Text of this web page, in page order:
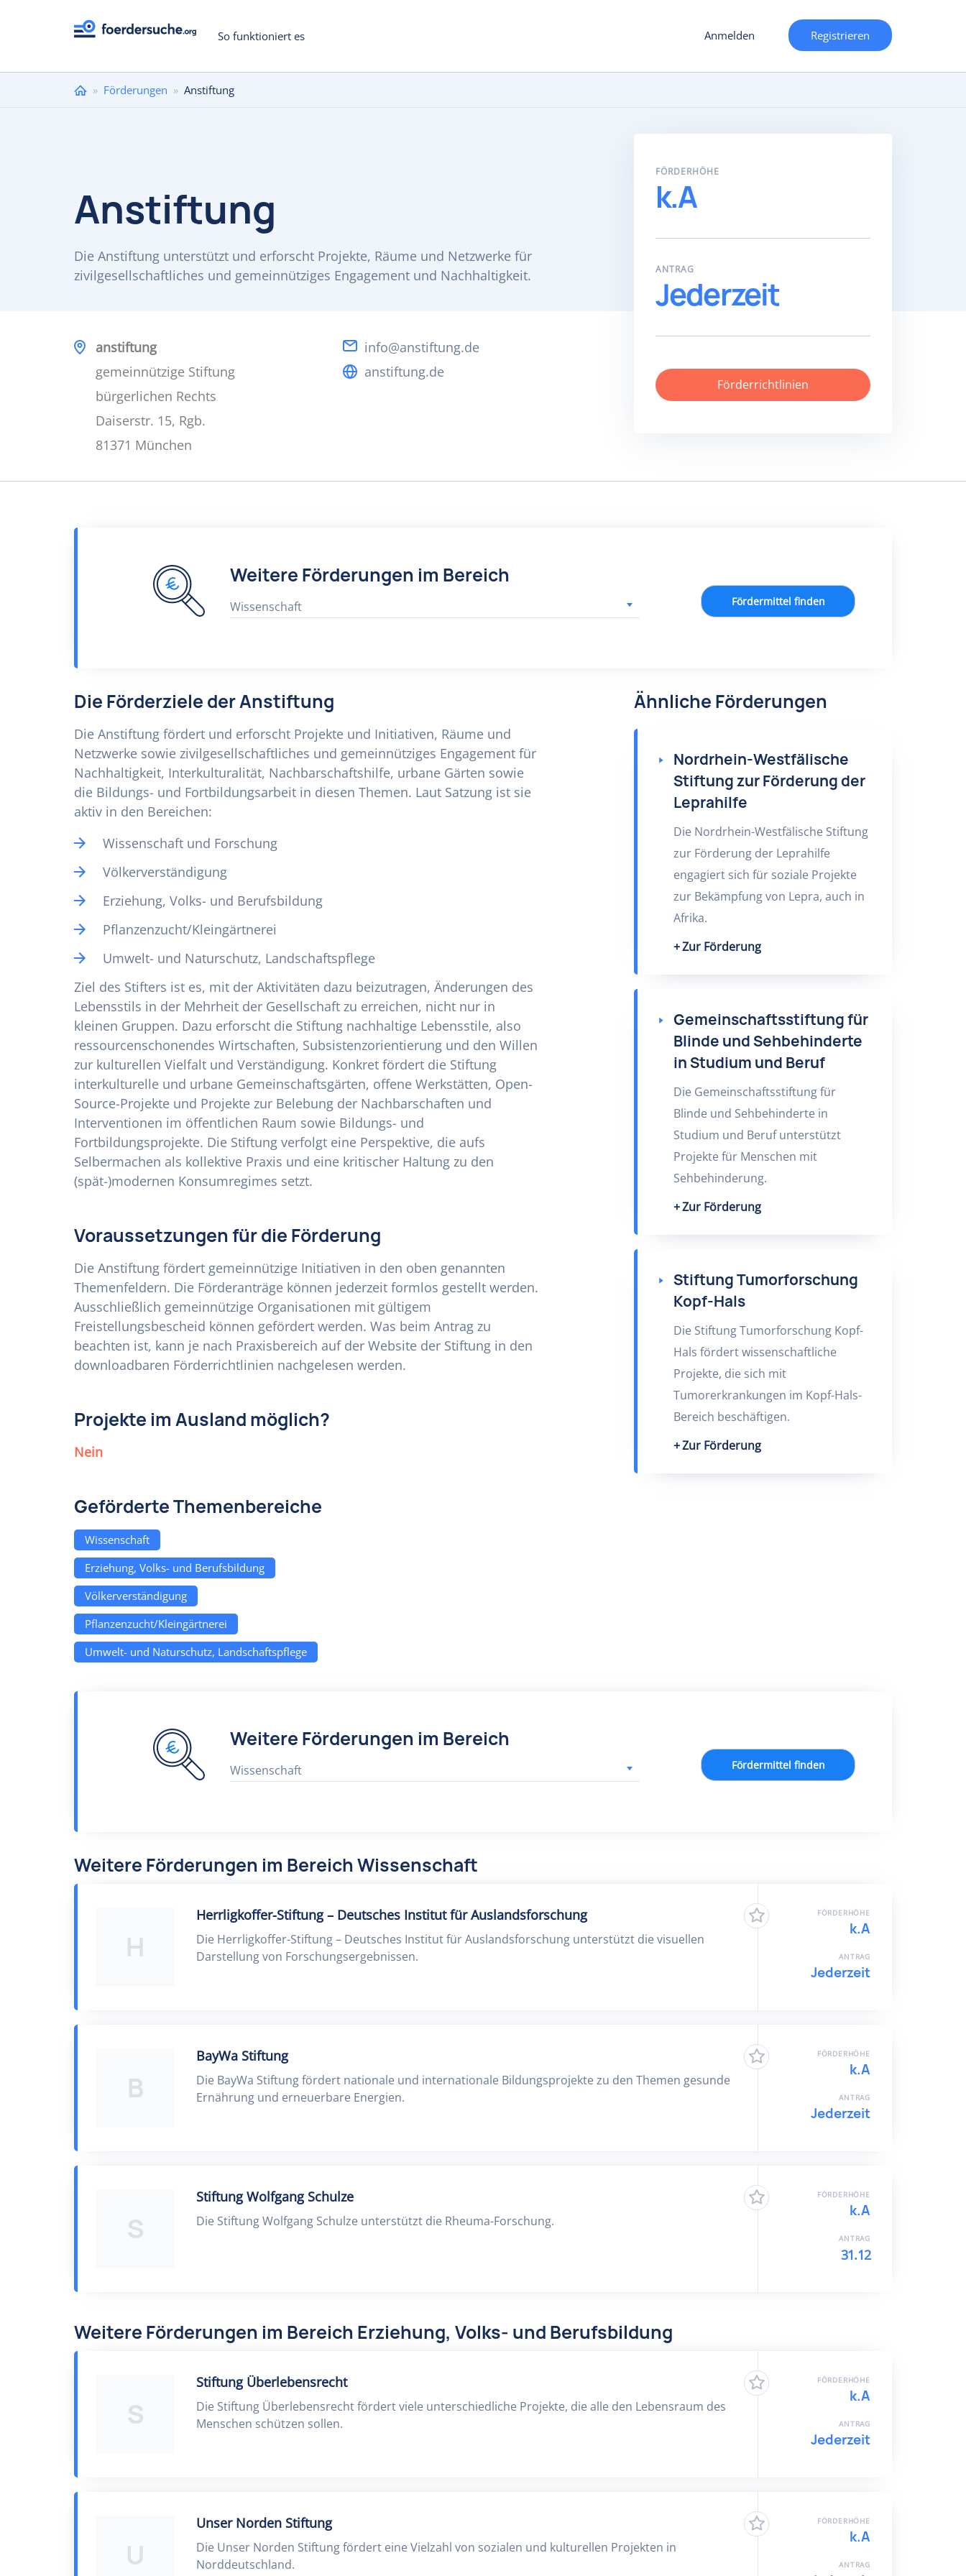
So funktioniert es Anmelden Registrieren
Sie
» Förderungen » Anstiftung
Anstiftung
Die Anstiftung unterstützt und erforscht Projekte, Räume und Netzwerke für
zivilgesellschaftliches und gemeinnütziges Engagement und Nachhaltigkeit.
anstiftung
gemeinnützige Stiftung
bürgerlichen Rechts
Daiserstr. 15, Rgb.
81371 München
info@anstiftung.de
anstiftung.de
FÖRDERHÖHE
k.A
ANTRAG
Jederzeit
Förderrichtlinien
Weitere Förderungen im Bereich
Wissenschaft Fördermittel finden
Die Förderziele der Anstiftung
Die Anstiftung fördert und erforscht Projekte und Initiativen, Räume und
Netzwerke sowie zivilgesellschaftliches und gemeinnütziges Engagement für
Nachhaltigkeit, Interkulturalität, Nachbarschaftshilfe, urbane Gärten sowie
die Bildungs- und Fortbildungsarbeit in diesen Themen. Laut Satzung ist sie
aktiv in den Bereichen:
Wissenschaft und Forschung
Völkerverständigung
Erziehung, Volks- und Berufsbildung
Pflanzenzucht/Kleingärtnerei
Umwelt- und Naturschutz, Landschaftspflege
Ziel des Stifters ist es, mit der Aktivitäten dazu beizutragen, Änderungen des
Lebensstils in der Mehrheit der Gesellschaft zu erreichen, nicht nur in
kleinen Gruppen. Dazu erforscht die Stiftung nachhaltige Lebensstile, also
ressourcenschonendes Wirtschaften, Subsistenzorientierung und den Willen
zur kulturellen Vielfalt und Verständigung. Konkret fördert die Stiftung
interkulturelle und urbane Gemeinschaftsgärten, offene Werkstätten, Open-
Source-Projekte und Projekte zur Belebung der Nachbarschaften und
Interventionen im öffentlichen Raum sowie Bildungs- und
Fortbildungsprojekte. Die Stiftung verfolgt eine Perspektive, die aufs
Selbermachen als kollektive Praxis und eine kritischer Haltung zu den
(spät-)modernen Konsumregimes setzt.
Voraussetzungen für die Förderung
Die Anstiftung fördert gemeinnützige Initiativen in den oben genannten
Themenfeldern. Die Förderanträge können jederzeit formlos gestellt werden.
Ausschließlich gemeinnützige Organisationen mit gültigem
Freistellungsbescheid können gefördert werden. Was beim Antrag zu
beachten ist, kann je nach Praxisbereich auf der Website der Stiftung in den
downloadbaren Förderrichtlinien nachgelesen werden.
Projekte im Ausland möglich?
Nein
Geförderte Themenbereiche
Wissenschaft
Erziehung, Volks- und Berufsbildung
Völkerverständigung
Pflanzenzucht/Kleingärtnerei
Umwelt- und Naturschutz, Landschaftspflege
Ähnliche Förderungen
Nordrhein-Westfälische
Stiftung zur Förderung der
Leprahilfe
Die Nordrhein-Westfälische Stiftung
zur Förderung der Leprahilfe
engagiert sich für soziale Projekte
zur Bekämpfung von Lepra, auch in
Afrika.
Zur Förderung
Gemeinschaftsstiftung für
Blinde und Sehbehinderte
in Studium und Beruf
Die Gemeinschaftsstiftung für
Blinde und Sehbehinderte in
Studium und Beruf unterstützt
Projekte für Menschen mit
Sehbehinderung.
Zur Förderung
Stiftung Tumorforschung
Kopf-Hals
Die Stiftung Tumorforschung Kopf-
Hals fördert wissenschaftliche
Projekte, die sich mit
Tumorerkrankungen im Kopf-Hals-
Bereich beschäftigen.
Zur Förderung
Weitere Förderungen im Bereich
Wissenschaft Fördermittel finden
Weitere Förderungen im Bereich Wissenschaft
H
Herrligkoffer-Stiftung – Deutsches Institut für Auslandsforschung
Die Herrligkoffer-Stiftung – Deutsches Institut für Auslandsforschung unterstützt die visuellen
Darstellung von Forschungsergebnissen.
FÖRDERHÖHE
k.A
ANTRAG
Jederzeit
B
BayWa Stiftung
Die BayWa Stiftung fördert nationale und internationale Bildungsprojekte zu den Themen gesunde
Ernährung und erneuerbare Energien.
FÖRDERHÖHE
k.A
ANTRAG
Jederzeit
S
Stiftung Wolfgang Schulze
Die Stiftung Wolfgang Schulze unterstützt die Rheuma-Forschung.
FÖRDERHÖHE
k.A
ANTRAG
31.12
Weitere Förderungen im Bereich Erziehung, Volks- und Berufsbildung
S
Stiftung Überlebensrecht
Die Stiftung Überlebensrecht fördert viele unterschiedliche Projekte, die alle den Lebensraum des
Menschen schützen sollen.
FÖRDERHÖHE
k.A
ANTRAG
Jederzeit
U
Unser Norden Stiftung
Die Unser Norden Stiftung fördert eine Vielzahl von sozialen und kulturellen Projekten in
Norddeutschland.
FÖRDERHÖHE
k.A
ANTRAG